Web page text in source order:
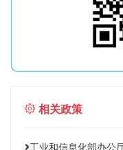
相关政策
工业和信息化部办公